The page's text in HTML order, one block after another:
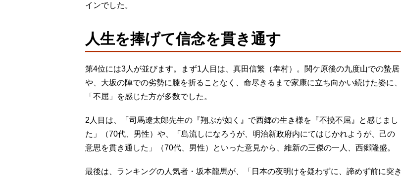
インでした。
人生を捧げて信念を貫き通す
第4位には3人が並びます。まず1人目は、真田信繁（幸村）。関ケ原後の九度山での蟄居
や、大坂の陣での劣勢に膝を折ることなく、命尽きるまで家康に立ち向かい続けた姿に、
「不屈」を感じた方が多数でした。
2人目は、「司馬遼太郎先生の『翔ぶが如く』で西郷の生き様を『不撓不屈』と感じまし
た」（70代、男性）や、「島流しになろうが、明治新政府内にてはじかれようが、己の
意思を貫き通した」（70代、男性）といった意見から、維新の三傑の一人、西郷隆盛。
最後は、ランキングの人気者・坂本龍馬が、「日本の夜明けを疑わずに、諦めず前に突き